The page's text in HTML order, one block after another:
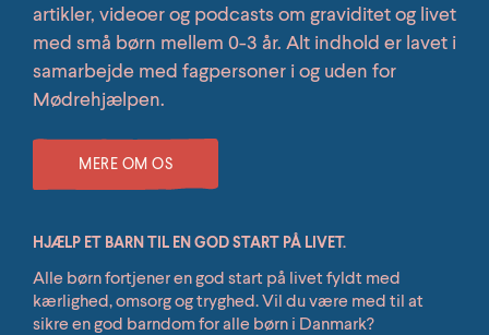
artikler, videoer og podcasts om graviditet og livet
med små børn mellem 0-3 år. Alt indhold er lavet i
samarbejde med fagpersoner i og uden for
Mødrehjælpen.
MERE OM OS
HJÆLP ET BARN TIL EN GOD START PÅ LIVET.
Alle børn fortjener en god start på livet fyldt med
kærlighed, omsorg og tryghed. Vil du være med til at
sikre en god barndom for alle børn i Danmark?